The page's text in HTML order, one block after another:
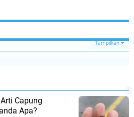
Tampilkan
Capung
Apa?